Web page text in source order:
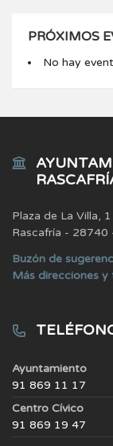
PRÓXIMOS
No hay
Plaza de La Villa, 1
Rascafría - 28740
Buzón de
Más direcciones y
Ayuntamiento
91 869 11 17
Centro Cívico
91 869 19 47